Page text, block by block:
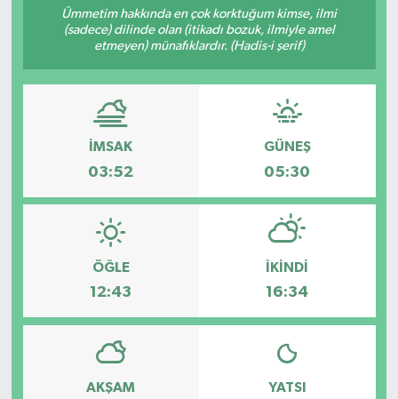
Ümmetim hakkında en çok korktuğum kimse, ilmi
(sadece) dilinde olan (itikadı bozuk, ilmiyle amel
etmeyen) münafıklardır. (Hadis-i şerif)
İMSAK
03:52
GÜNEŞ
05:30
ÖĞLE
12:43
İKINDI
16:34
AKŞAM YATSI
Resmi İlanlar